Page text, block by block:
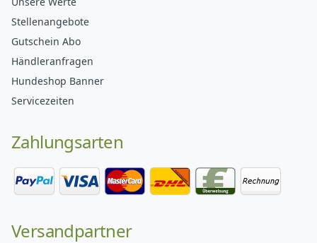
Stellenangebote
Gutschein Abo
Händleranfragen
Hundeshop Banner
Servicezeiten
Zahlungsarten
Versandpartner